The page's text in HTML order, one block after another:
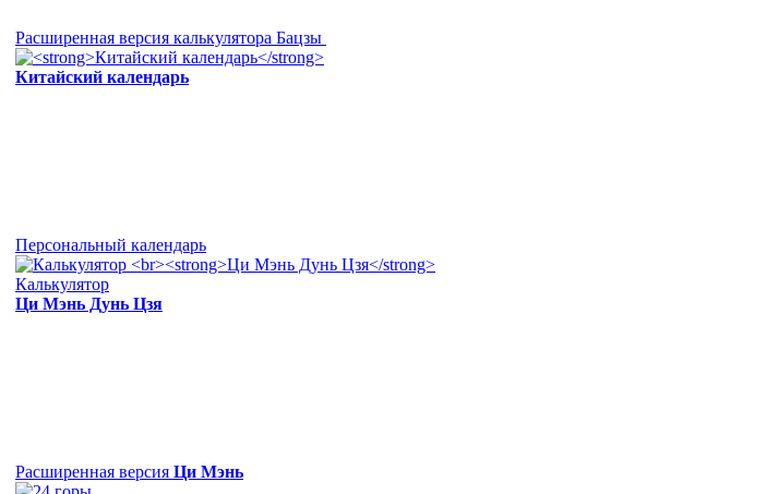
Расширенная версия калькулятора Бацзы
Китайский календарь
Персональный календарь
Калькулятор
Ци Мэнь Дунь Цзя
Расширенная версия Ци Мэнь